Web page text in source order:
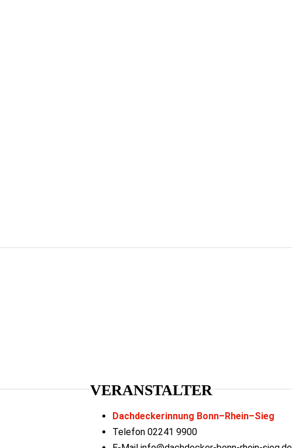
VERANSTALTER
Dachdeckerinnung Bonn–Rhein–Sieg
Telefon 02241 9900